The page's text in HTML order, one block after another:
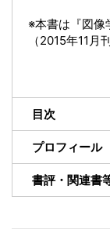
※本書は『図
（2015年11月
目次
プロフィール
書評・関連書